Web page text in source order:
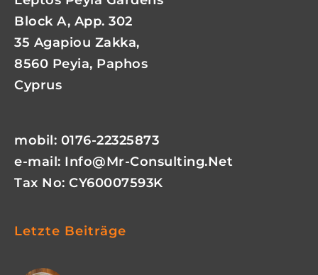
Block A, App. 302
35 Agapiou Zakka,
8560 Peyia, Paphos
Cyprus
mobil: 0176-22325873
e-mail: Info@mr-Consulting.net
Tax No: CY60007593K
Letzte Beiträge